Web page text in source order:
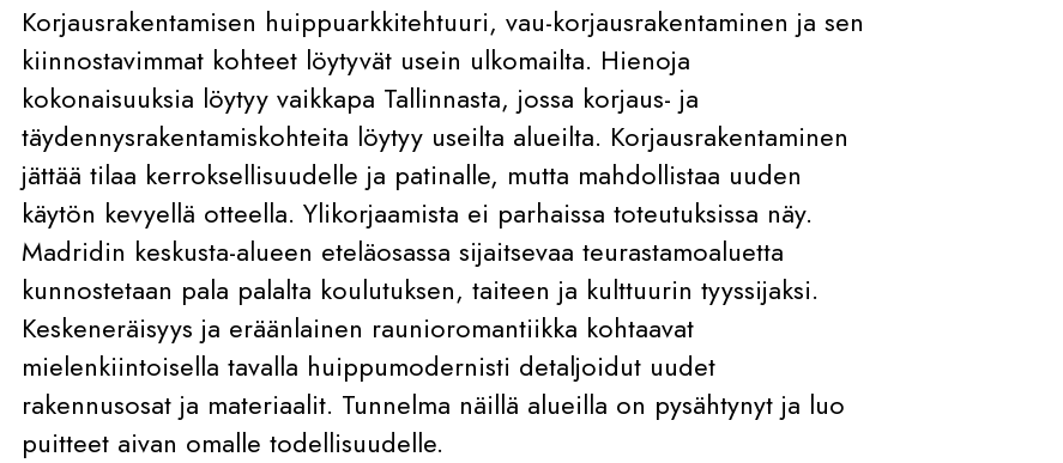
Korjausrakentamisen huippuarkkitehtuuri, vau-korjausrakentaminen ja sen
kiinnostavimmat kohteet löytyvät usein ulkomailta. Hienoja
kokonaisuuksia löytyy vaikkapa Tallinnasta, jossa korjaus- ja
täydennysrakentamiskohteita löytyy useilta alueilta. Korjausrakentaminen
jättää tilaa kerroksellisuudelle ja patinalle, mutta mahdollistaa uuden
käytön kevyellä otteella. Ylikorjaamista ei parhaissa toteutuksissa näy.
Madridin keskusta-alueen eteläosassa sijaitsevaa teurastamoaluetta
kunnostetaan pala palalta koulutuksen, taiteen ja kulttuurin tyyssijaksi.
Keskeneräisyys ja eräänlainen raunioromantiikka kohtaavat
mielenkiintoisella tavalla huippumodernisti detaljoidut uudet
rakennusosat ja materiaalit. Tunnelma näillä alueilla on pysähtynyt ja luo
puitteet aivan omalle todellisuudelle.